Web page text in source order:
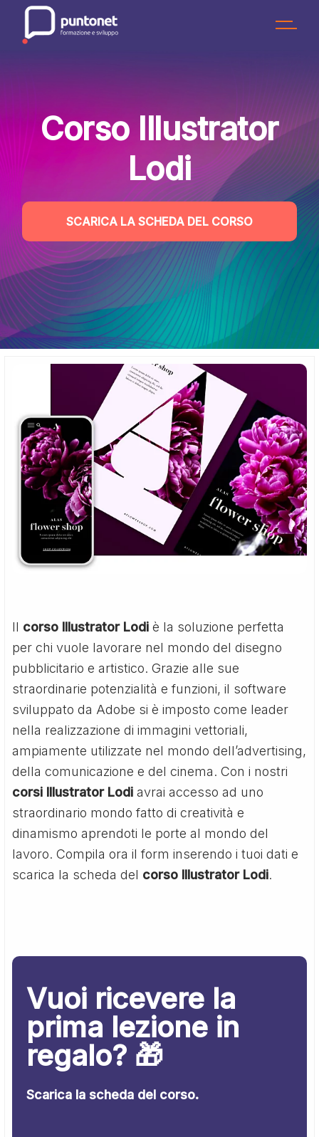
content
Corso Illustrator
Lodi
SCARICA LA SCHEDA DEL CORSO
Il corso Illustrator Lodi è la soluzione perfetta
per chi vuole lavorare nel mondo del disegno
pubblicitario e artistico. Grazie alle sue
straordinarie potenzialità e funzioni, il software
sviluppato da Adobe si è imposto come leader
nella realizzazione di immagini vettoriali,
ampiamente utilizzate nel mondo dell’advertising,
della comunicazione e del cinema. Con i nostri
corsi Illustrator Lodi avrai accesso ad uno
straordinario mondo fatto di creatività e
dinamismo aprendoti le porte al mondo del
lavoro. Compila ora il form inserendo i tuoi dati e
scarica la scheda del corso Illustrator Lodi.
Vuoi ricevere la
prima lezione in
regalo? 🎁
Scarica la scheda del corso.